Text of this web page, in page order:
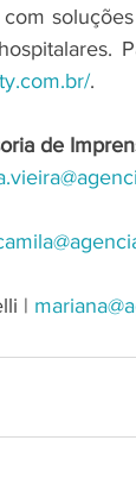
.
de
|​